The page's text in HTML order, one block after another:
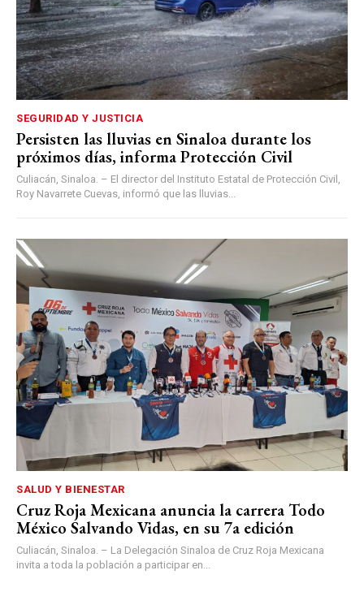
SEGURIDAD Y JUSTICIA
Persisten las lluvias en Sinaloa durante los
próximos días, informa Protección Civil
Culiacán, Sinaloa. – El director del Instituto Estatal de Protección Civil,
Roy Navarrete Cuevas, informó que las lluvias...
SALUD Y BIENESTAR
Cruz Roja Mexicana anuncia la carrera Todo
México Salvando Vidas, en su 7a edición
Culiacán, Sinaloa. – La Delegación Sinaloa de Cruz Roja Mexicana
invita a toda la población a participar en...